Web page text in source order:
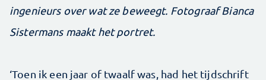
ingenieurs over wat ze beweegt. Fotograaf Bianca
Sistermans maakt het portret.
‘Toen ik een jaar of twaalf was, had het tijdschrift